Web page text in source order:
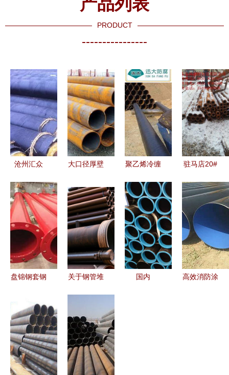
PRODUCT
----------------
沧州汇众
管与桥式滤
水管的行业
领航者
大口径厚壁
工业领域的
坚韧脊梁
聚乙烯冷缠
钢管选择指
南 品质与
产地的理性
分析
驻马店20#
家直销 高
清细节图与
桥式滤水管
探秘
盘锦钢套钢
管与桥式滤
水管市场价
格分析及厂
家优势
关于钢管堆
国内
高效消防涂